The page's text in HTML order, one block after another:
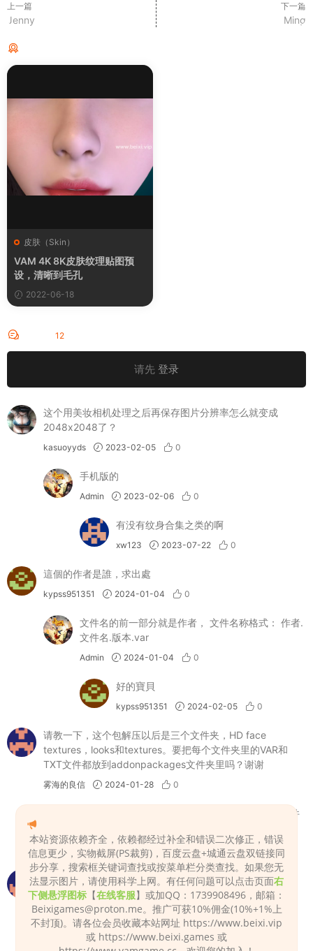
上一篇
Jenny
下一篇
Ming
皮肤（Skin）
VAM 4K 8K皮肤纹理贴图预
设，清晰到毛孔
2022-06-18
12
请先 登录
这个用美妆相机处理之后再保存图片分辨率怎么就变成
2048x2048了？
kasuoyyds 2023-02-05 0
手机版的
Admin 2023-02-06 0
有没有纹身合集之类的啊
xw123 2023-07-22 0
這個的作者是誰，求出處
kypss951351 2024-01-04 0
文件名的前一部分就是作者， 文件名称格式： 作者.
文件名.版本.var
Admin 2024-01-04 0
好的寶貝
kypss951351 2024-02-05 0
请教一下，这个包解压以后是三个文件夹，HD face
textures，looks和textures。要把每个文件夹里的VAR和
TXT文件都放到addonpackages文件夹里吗？谢谢
雾海的良信 2024-01-28 0
Addonpackages文件夹只放var文件 其他放到文件
Admin 2024-01-28 0
密碼錯誤
tom888540 2025-04-15 0
用7-zip解压，网站资源都是用7-zip压缩的。
Admin 0
本站资源依赖齐全，依赖都经过补全和错误二次修正，错误
信息更少，实物截屏(PS裁剪)，百度云盘+城通云盘双链接同
步分享，搜索框关键词查找或按菜单栏分类查找。如果您无
法显示图片，请使用科学上网。有任何问题可以点击页面右
下侧悬浮图标 【在线客服】或加QQ：1739908496，邮箱：
Beixigames@proton.me。推广可获10%佣金(10%+1%上
不封顶)。请各位会员收藏本站网址 https://www.beixi.vip
或 https://www.beixi.games 或